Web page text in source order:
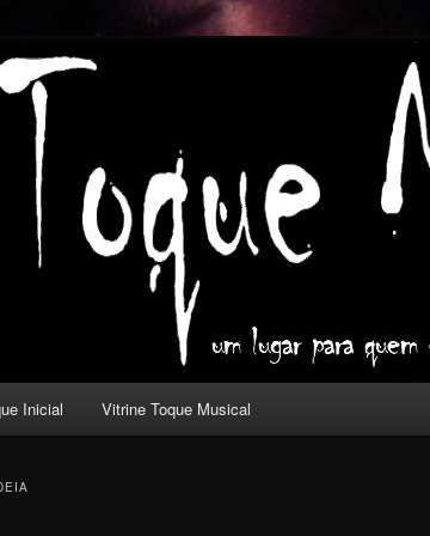
com outros olhos.
Inicial Vitrine Toque Musical